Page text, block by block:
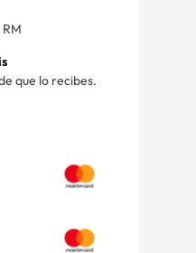
que lo recibes.